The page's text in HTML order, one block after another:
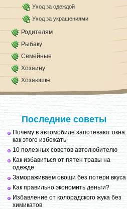
Уход за одеждой
Уход за украшениями
Родителям
Рыбаку
Семейные
Хозяину
Хозяюшке
Последние советы
Почему в автомобиле запотевают окна:
как этого избежать
10 полезных советов автолюбителю
Как избавиться от пятен травы на
одежде
Замораживаем овощи без потери вкуса
Как правильно экономить деньги?
Избавление от колорадского жука без
химикатов